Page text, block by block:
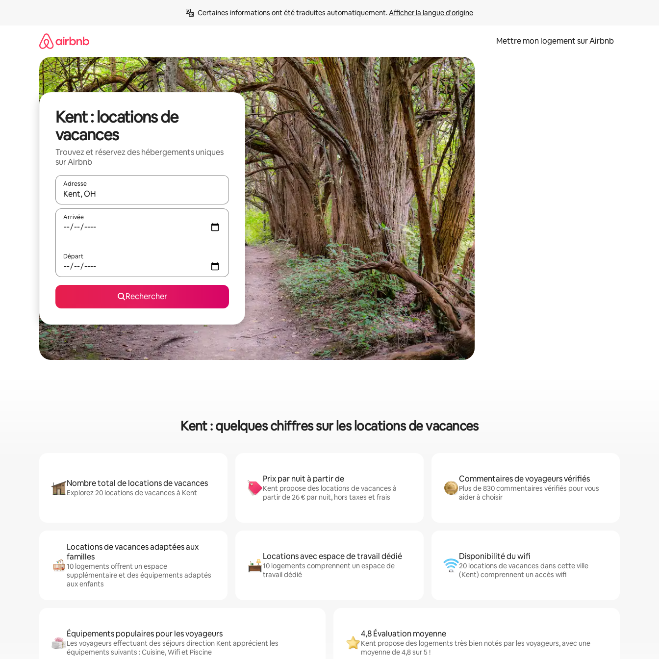
Certaines informations ont été traduites automatiquement. Afficher la langue d'origine
Mettre mon logement sur Airbnb
Kent : locations de
vacances
Trouvez et réservez des hébergements uniques
sur Airbnb
Adresse
Lorsque les résultats s'affichent, utilisez les flèches vers le haut et vers le bas pour les parcourir ou en appuyant et en faisant glisser.
Arrivée
Départ
Rechercher
Kent : quelques chiffres sur les locations de vacances
Nombre total de locations de vacances
Explorez 20 locations de vacances à Kent
Prix par nuit à partir de
Kent propose des locations de vacances à
partir de 26 € par nuit, hors taxes et frais
Commentaires de voyageurs vérifiés
Plus de 830 commentaires vérifiés pour vous
aider à choisir
Locations de vacances adaptées aux
familles
10 logements offrent un espace
supplémentaire et des équipements adaptés
aux enfants
Locations avec espace de travail dédié
10 logements comprennent un espace de
travail dédié
Disponibilité du wifi
20 locations de vacances dans cette ville
(Kent) comprennent un accès wifi
Équipements populaires pour les voyageurs
Les voyageurs effectuant des séjours direction Kent apprécient les
équipements suivants : Cuisine, Wifi et Piscine
4,8 Évaluation moyenne
Kent propose des logements très bien notés par les voyageurs, avec une
moyenne de 4,8 sur 5 !